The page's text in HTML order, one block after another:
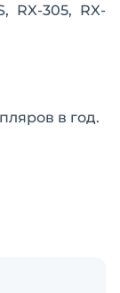
RX-305, RX-
в год.